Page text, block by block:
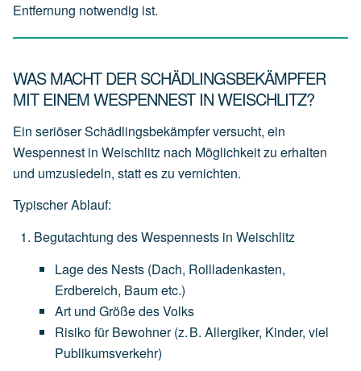
Entfernung notwendig ist.
WAS MACHT DER SCHÄDLINGSBEKÄMPFER
MIT EINEM WESPENNEST IN WEISCHLITZ?
Ein seriöser Schädlingsbekämpfer versucht, ein
Wespennest in Weischlitz nach Möglichkeit zu erhalten
und umzusiedeln, statt es zu vernichten.
Typischer Ablauf:
Begutachtung des Wespennests in Weischlitz
Lagedes Nests (Dach, Rollladenkasten,
Erdbereich, Baumetc.)
Art und GrößedesVolks
Risikofür Bewohner (z.B. Allergiker, Kinder, viel
Publikumsverkehr)